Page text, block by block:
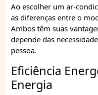
Ao escolher um ar-
as diferenças entre o
Ambos têm suas
depende das
pessoa.
Eficiência
Energia